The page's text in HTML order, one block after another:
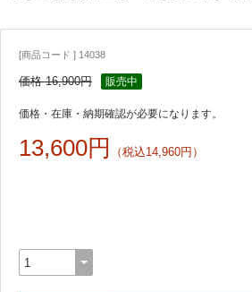
[商品コード ] 14038
価格 16,900円 販売中
価格・在庫・納期確認が必要になります。
13,600円 （税込14,960円）